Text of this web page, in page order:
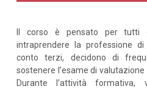
Il corso è pensato per tutti
intraprendere la professione
conto terzi, decidono di
sostenere l’esame di
Durante l’attività